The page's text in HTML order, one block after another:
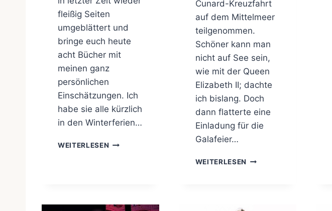
fleißig Seiten
umgeblättert und
bringe euch heute
acht Bücher mit
meinen ganz
persönlichen
Einschätzungen. Ich
habe sie alle kürzlich
in den Winterferien…
WEITERLESEN C
R
Cunard-Kreuzfahrt
auf dem Mittelmeer
teilgenommen.
Schöner kann man
nicht auf See sein,
wie mit der Queen
Elizabeth II; dachte
ich bislang. Doch
dann flatterte eine
Einladung für die
Galafeier…
WEITERLESEN G